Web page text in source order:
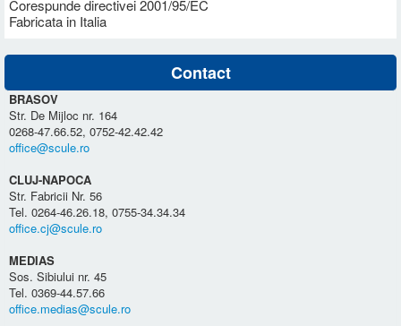
Corespunde directivei 2001/95/EC
Fabricata in Italia
Contact
BRASOV
Str. De Mijloc nr. 164
0268-47.66.52, 0752-42.42.42
office@scule.ro
CLUJ-NAPOCA
Str. Fabricii Nr. 56
Tel. 0264-46.26.18, 0755-34.34.34
office.cj@scule.ro
MEDIAS
Sos. Sibiului nr. 45
Tel. 0369-44.57.66
office.medias@scule.ro